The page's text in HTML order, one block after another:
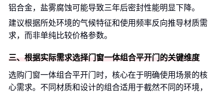
铝合金，盐雾腐蚀可能导致三年后密封性能明显下降。
建议根据所处环境的气候特征和使用频率反向推导材质需
求，而非单纯比较价格参数。
三、根据实际需求选择门窗一体组合平开门的关键维度
选购门窗一体组合平开门时，核心在于明确使用场景的核
心需求。不同材质和设计的组合适用于截然不同的环境，